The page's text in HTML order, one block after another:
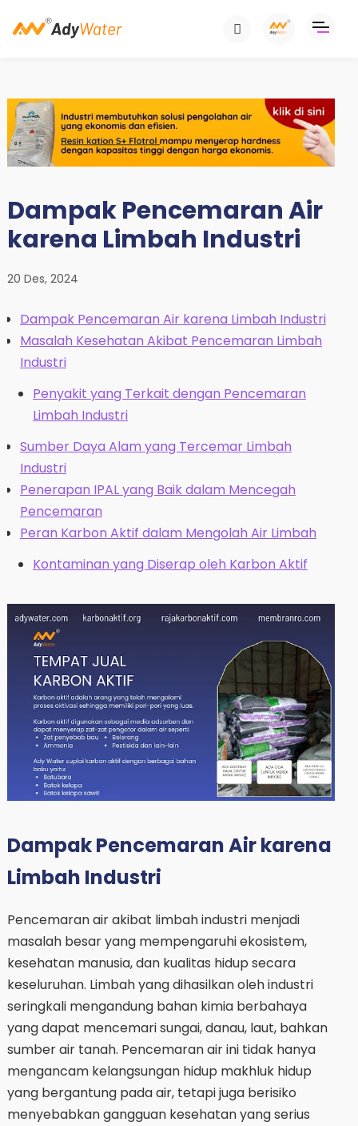
Dampak Pencemaran Air
karena Limbah Industri
20 Des, 2024
Dampak Pencemaran Air karena Limbah Industri
Masalah Kesehatan Akibat Pencemaran Limbah
Industri
Penyakit yang Terkait dengan Pencemaran
Limbah Industri
Sumber Daya Alam yang Tercemar Limbah
Industri
Penerapan IPAL yang Baik dalam Mencegah
Pencemaran
Peran Karbon Aktif dalam Mengolah Air Limbah
Kontaminan yang Diserap oleh Karbon Aktif
Dampak Pencemaran Air karena
Limbah Industri
Pencemaran air akibat limbah industri menjadi
masalah besar yang mempengaruhi ekosistem,
kesehatan manusia, dan kualitas hidup secara
keseluruhan. Limbah yang dihasilkan oleh industri
seringkali mengandung bahan kimia berbahaya
yang dapat mencemari sungai, danau, laut, bahkan
sumber air tanah. Pencemaran air ini tidak hanya
mengancam kelangsungan hidup makhluk hidup
yang bergantung pada air, tetapi juga berisiko
menyebabkan gangguan kesehatan yang serius